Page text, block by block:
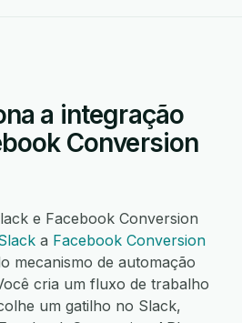
a integração
Conversion
e Facebook Conversion
a Facebook Conversion
mecanismo de automação
cria um fluxo de trabalho
um gatilho no Slack,